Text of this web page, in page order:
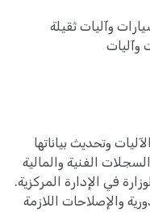
وآليات ثقيلة
وآليات
وتحديث بياناتها
الفنية والمالية
في الإدارة المركزية.
والإصلاحات اللازمة